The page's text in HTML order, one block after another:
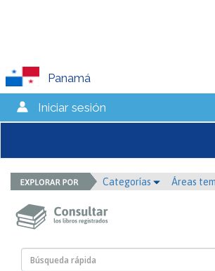
Panamá
Iniciar sesión
Categorías Áreas